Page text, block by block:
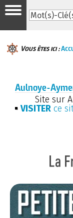
Vous êtes ici :
Aulnoye-
Site sur
VISITER ce